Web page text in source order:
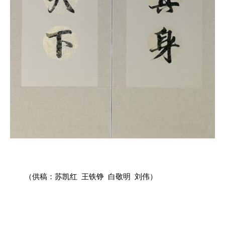
（供稿：苏凯红 王铁铮 白敬明 刘伟）